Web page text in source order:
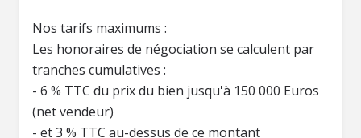
Nos tarifs maximums :
Les honoraires de négociation se calculent par
tranches cumulatives :
- 6 % TTC du prix du bien jusqu'à 150 000 Euros
(net vendeur)
- et 3 % TTC au-dessus de ce montant